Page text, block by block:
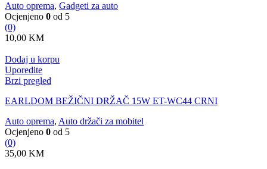
Auto oprema, Gadgeti za auto
Ocjenjeno 0 od 5
(0)
10,00 KM
Dodaj u korpu
Uporedite
Brzi pregled
EARLDOM BEŽIČNI DRŽAČ 15W ET-WC44 CRNI
Auto oprema, Auto držači za mobitel
Ocjenjeno 0 od 5
(0)
35,00 KM